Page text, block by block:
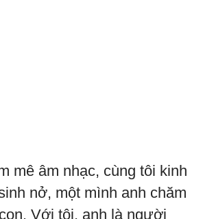
mê âm nhạc, cùng tôi kinh
nở, một mình anh chăm
Với tôi, anh là người